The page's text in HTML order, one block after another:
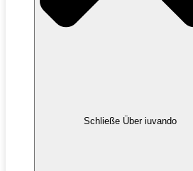
Schließe Über iuvando